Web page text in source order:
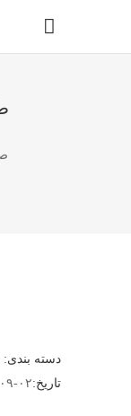
دسته بندی:
تاریخ: